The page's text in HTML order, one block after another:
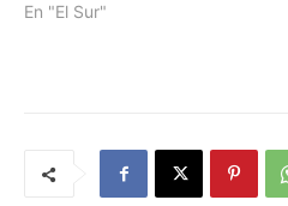
En "El Sur"